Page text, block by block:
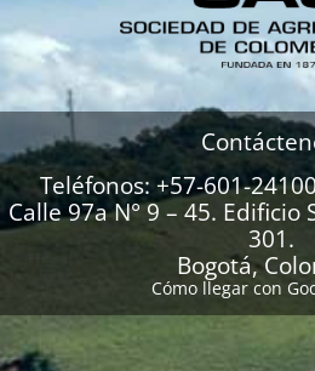
Teléfonos: +57-601-
Calle 97a N° 9 – 45. Edificio
301.
Bogotá,
Cómo llegar con